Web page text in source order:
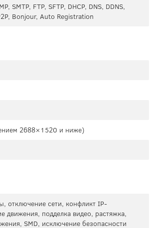
SMTP, FTP, SFTP, DHCP, DNS, DDNS,
Bonjour, Auto Registration
2688×1520 и ниже)
отключение сети, конфликт IP-
движения, подделка видео, растяжка,
SMD, исключение безопасности